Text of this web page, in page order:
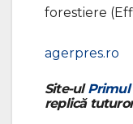
forestiere
agerpres.ro
Site-ulPrimul
replică